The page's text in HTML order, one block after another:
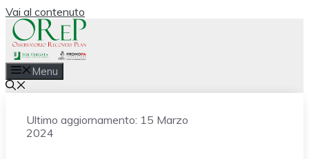
Vai al contenuto
Menu
Ultimo aggiornamento: 15 Marzo
2024